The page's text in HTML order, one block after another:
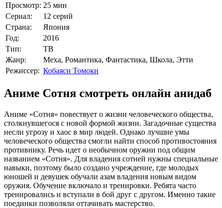
Просмотр: 25 мин
Сериал:
12 серий
Страна:
Япония
Год:
2016
Тип:
ТВ
Жанр:
Меха, Романтика, Фантастика, Школа, Этти
Режиссер: Кобаяси Томоки
Аниме Сотня смотреть онлайн анидаб
Аниме «Сотня» повествует о жизни человеческого общества,
столкнувшегося с новой формой жизни. Загадочные существа
несли угрозу и хаос в мир людей. Однако лучшие умы
человеческого общества смогли найти способ противостояния
противнику. Речь идет о необычном оружии под общим
названием «Сотня». Для владения сотней нужны специальные
навыки, поэтому было создано учреждение, где молодых
юношей и девушек обучали азам владения новым видом
оружия. Обучение включало и тренировки. Ребята часто
тренировались и вступали в бой друг с другом. Именно такие
поединки позволяли оттачивать мастерство.